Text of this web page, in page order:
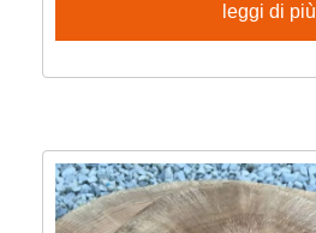
leggi di più